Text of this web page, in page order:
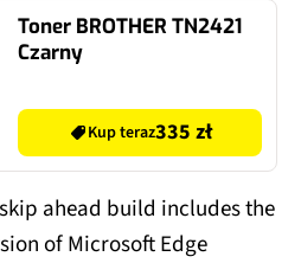
2Ah 12V
Toner BROTHER TN2421
Czarny
Kup teraz335 zł
ahead build includes the
of Microsoft Edge